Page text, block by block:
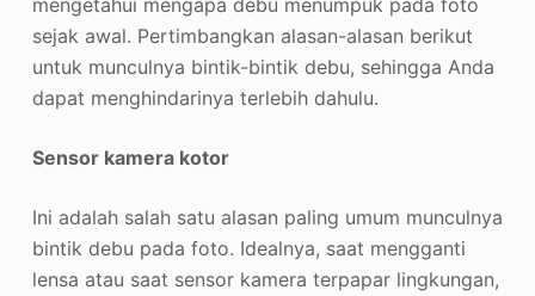
sejak awal. Pertimbangkan alasan-alasan berikut
untuk munculnya bintik-bintik debu, sehingga Anda
dapat menghindarinya terlebih dahulu.
Sensor kamera kotor
Ini adalah salah satu alasan paling umum munculnya
bintik debu pada foto. Idealnya, saat mengganti
lensa atau saat sensor kamera terpapar lingkungan,